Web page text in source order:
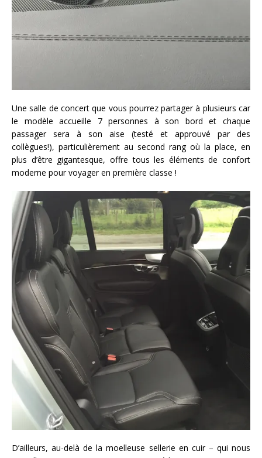
Une salle de concert que vous pourrez partager à plusieurs car
le modèle accueille 7 personnes à son bord et chaque
passager sera à son aise (testé et approuvé par des
collègues!), particulièrement au second rang où la place, en
plus d’être gigantesque, offre tous les éléments de confort
moderne pour voyager en première classe !
D’ailleurs, au-delà de la moelleuse sellerie en cuir – qui nous